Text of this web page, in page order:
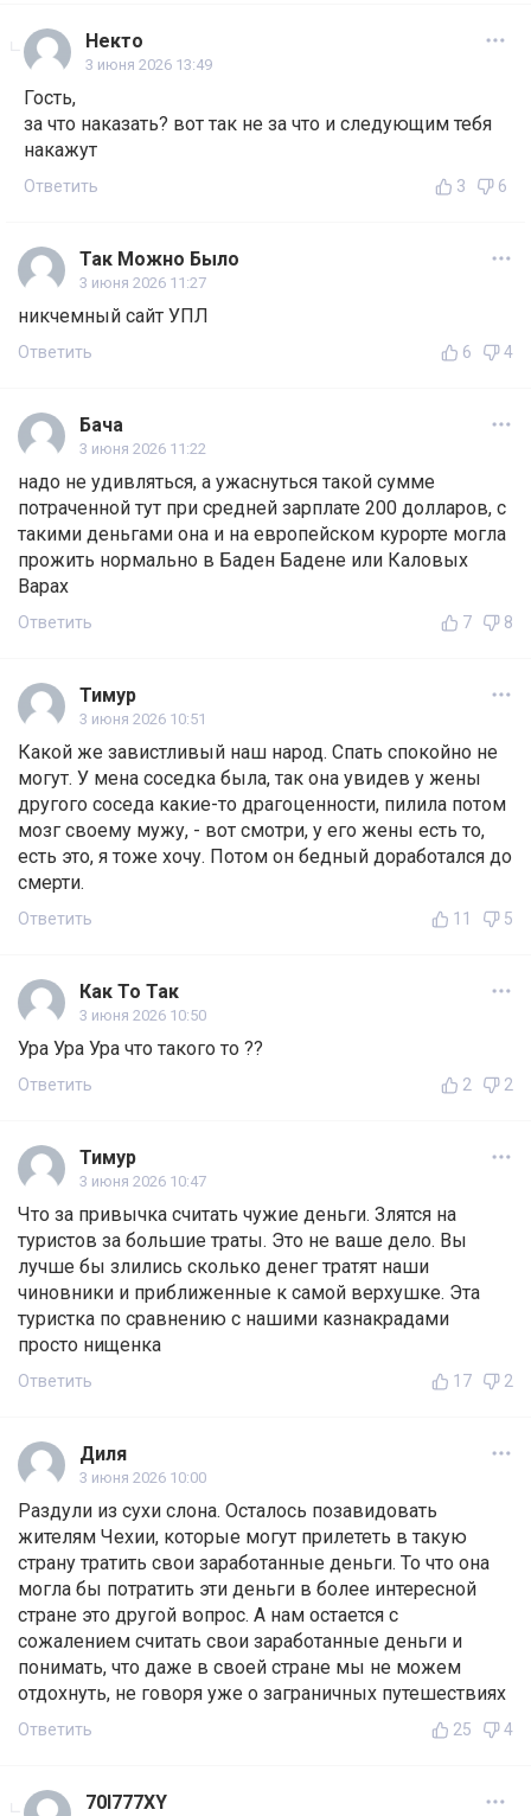
Некто
3 июня 2026 13:49
Гость,
за что наказать? вот так не за что и следующим тебя
накажут
Ответить 3 6
Так Можно Было
3 июня 2026 11:27
никчемный сайт УПЛ
Ответить 6 4
Бача
3 июня 2026 11:22
надо не удивляться, а ужаснуться такой сумме
потраченной тут при средней зарплате 200 долларов, с
такими деньгами она и на европейском курорте могла
прожить нормально в Баден Бадене или Каловых
Варах
Ответить 7 8
Тимур
3 июня 2026 10:51
Какой же завистливый наш народ. Спать спокойно не
могут. У мена соседка была, так она увидев у жены
другого соседа какие-то драгоценности, пилила потом
мозг своему мужу, - вот смотри, у его жены есть то,
есть это, я тоже хочу. Потом он бедный доработался до
смерти.
Ответить 11 5
Как То Так
3 июня 2026 10:50
Ура Ура Ура что такого то ??
Ответить 2 2
Тимур
3 июня 2026 10:47
Что за привычка считать чужие деньги. Злятся на
туристов за большие траты. Это не ваше дело. Вы
лучше бы злились сколько денег тратят наши
чиновники и приближенные к самой верхушке. Эта
туристка по сравнению с нашими казнакрадами
просто нищенка
Ответить 17 2
Диля
3 июня 2026 10:00
Раздули из сухи слона. Осталось позавидовать
жителям Чехии, которые могут прилететь в такую
страну тратить свои заработанные деньги. То что она
могла бы потратить эти деньги в более интересной
стране это другой вопрос. А нам остается с
сожалением считать свои заработанные деньги и
понимать, что даже в своей стране мы не можем
отдохнуть, не говоря уже о заграничных путешествиях
Ответить 25 4
70I777XY